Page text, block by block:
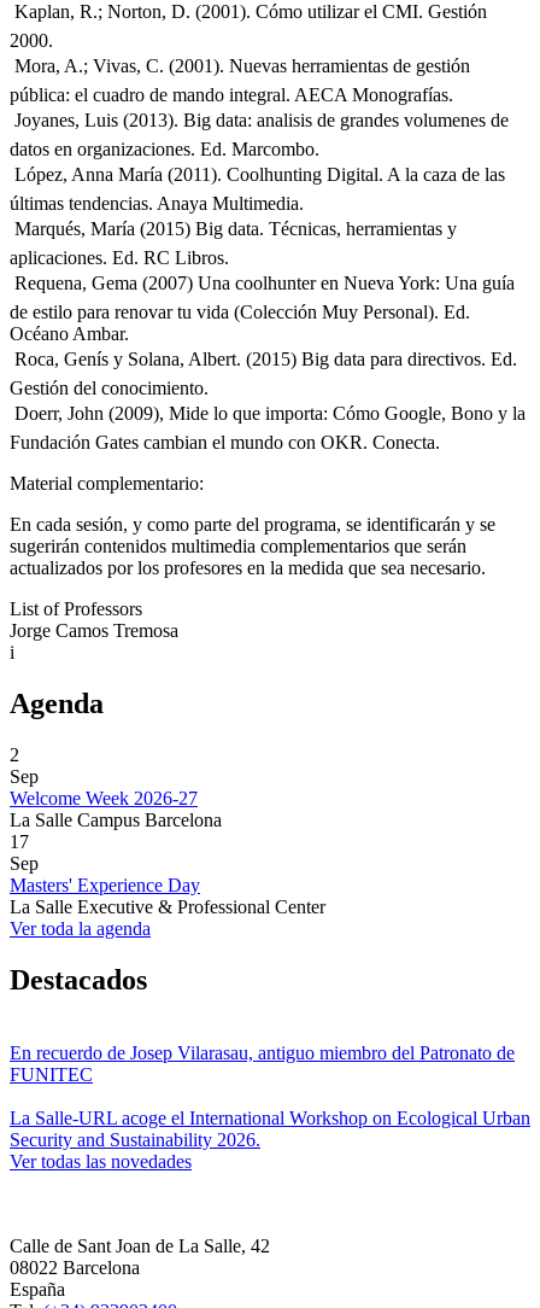
 Kaplan, R.; Norton, D. (2001). Cómo utilizar el CMI. Gestión
2000.
 Mora, A.; Vivas, C. (2001). Nuevas herramientas de gestión
pública: el cuadro de mando integral. AECA Monografías.
 Joyanes, Luis (2013). Big data: analisis de grandes volumenes de
datos en organizaciones. Ed. Marcombo.
 López, Anna María (2011). Coolhunting Digital. A la caza de las
últimas tendencias. Anaya Multimedia.
 Marqués, María (2015) Big data. Técnicas, herramientas y
aplicaciones. Ed. RC Libros.
 Requena, Gema (2007) Una coolhunter en Nueva York: Una guía
de estilo para renovar tu vida (Colección Muy Personal). Ed.
Océano Ambar.
 Roca, Genís y Solana, Albert. (2015) Big data para directivos. Ed.
Gestión del conocimiento.
 Doerr, John (2009), Mide lo que importa: Cómo Google, Bono y la
Fundación Gates cambian el mundo con OKR. Conecta.
Material complementario:
En cada sesión, y como parte del programa, se identificarán y se
sugerirán contenidos multimedia complementarios que serán
actualizados por los profesores en la medida que sea necesario.
List of Professors
Jorge Camos Tremosa
i
Agenda
2
Sep
Welcome Week 2026-27
La Salle Campus Barcelona
17
Sep
Masters' Experience Day
La Salle Executive & Professional Center
Ver toda la agenda
Destacados
En recuerdo de Josep Vilarasau, antiguo miembro del Patronato de
FUNITEC
La Salle-URL acoge el International Workshop on Ecological Urban
Security and Sustainability 2026.
Ver todas las novedades
Calle de Sant Joan de La Salle, 42
08022 Barcelona
España